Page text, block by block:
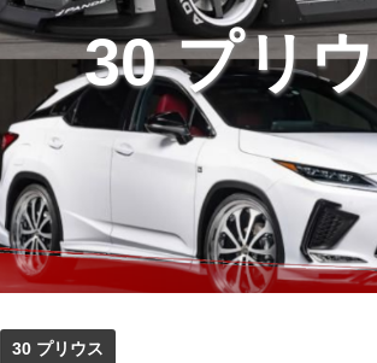
30 プリ
30 プリウス